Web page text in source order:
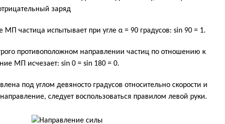
заряд
частица испытывает при угле α = 90 градусов: sin 90 = 1.
противоположном направлении частиц по отношению к
МП исчезает: sin 0 = sin 180 = 0.
под углом девяносто градусов относительно скорости и
следует воспользоваться правилом левой руки.